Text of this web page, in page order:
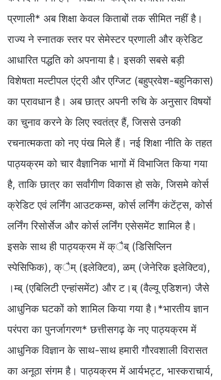
प्रणाली* अब शिक्षा केवल किताबों तक सीमित नहीं है।
राज्य ने स्नातक स्तर पर सेमेस्टर प्रणाली और क्रेडिट
आधारित पद्धति को अपनाया है। इसकी सबसे बड़ी
विशेषता मल्टीपल एंट्री और एग्जिट (बहुप्रवेश-बहुनिकास)
का प्रावधान है। अब छात्र अपनी रुचि के अनुसार विषयों
का चुनाव करने के लिए स्वतंत्र हैं, जिससे उनकी
रचनात्मकता को नए पंख मिले हैं। नई शिक्षा नीति के तहत
पाठ्यक्रम को चार वैज्ञानिक भागों में विभाजित किया गया
है, ताकि छात्र का सर्वांगीण विकास हो सके, जिसमे कोर्स
क्रेडिट एवं लर्निंग आउटकम्स, कोर्स लर्निंग कंटेंट्स, कोर्स
लर्निंग रिसोर्सेज और कोर्स लर्निंग एसेसमेंट शामिल है।
इसके साथ ही पाठ्यक्रम में क्ैब् (डिसिप्लिन
स्पेसिफिक), क्ैम् (इलेक्टिव), ळम् (जेनेरिक इलेक्टिव),
।म्ब् (एबिलिटी एन्हांसमेंट) और ट।ब् (वैल्यू एडिशन) जैसे
आधुनिक घटकों को शामिल किया गया है।*भारतीय ज्ञान
परंपरा का पुनर्जागरण* छत्तीसगढ़ के नए पाठ्यक्रम में
आधुनिक विज्ञान के साथ-साथ हमारी गौरवशाली विरासत
का अनूठा संगम है। पाठ्यक्रम में आर्यभट्ट, भास्कराचार्य,